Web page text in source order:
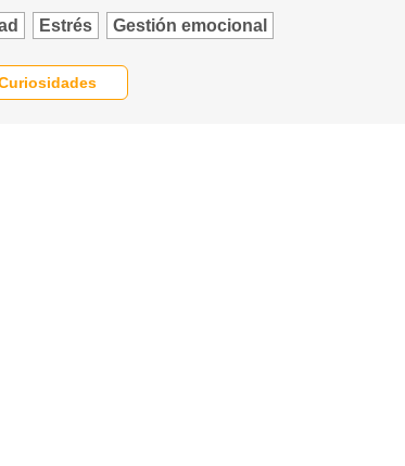
Estrés Gestión emocional